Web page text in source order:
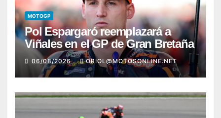
MOTOGP
Pol Espargaró reemplazará a
Viñales en el GP de Gran Bretaña
06/08/2026 ORIOL@MOTOSONLINE.NET